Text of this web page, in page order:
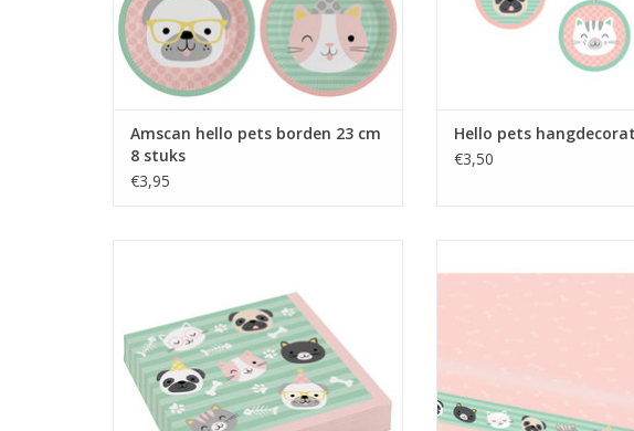
Amscan hello pets borden 23 cm
8 stuks
€3,95
Hello pets
€3,50
TOEVOEGEN AAN WINKELWAGEN
meter